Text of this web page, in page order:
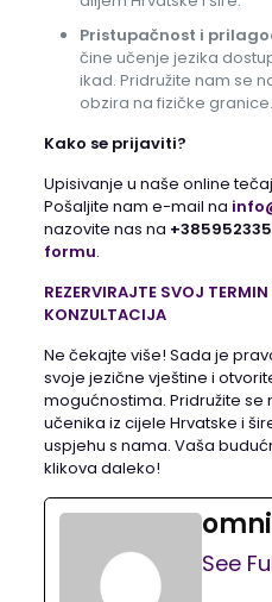
Pristupačnost i
čine učenje jezika
ikad. Pridružite nam se
obzira na fizičke granice.
Kako se prijaviti?
Upisivanje u naše online
Pošaljite nam e-mail na
nazovite nas na
formu.
REZERVIRAJTE SVOJ
KONZULTACIJA
Ne čekajte više! Sada je
svoje jezične vještine i
mogućnostima. Pridružite se
učenika iz cijele Hrvatske i
uspjehu s nama. Vaša
klikova daleko!
See